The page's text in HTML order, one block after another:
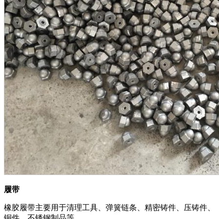
履带
橡胶履带主要用于清理工具、弹簧链条、精密铸件、压铸件、